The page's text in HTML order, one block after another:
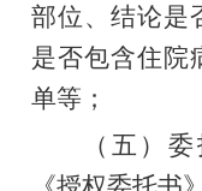
部位、结论是
是否包含住院
单等；
（五）